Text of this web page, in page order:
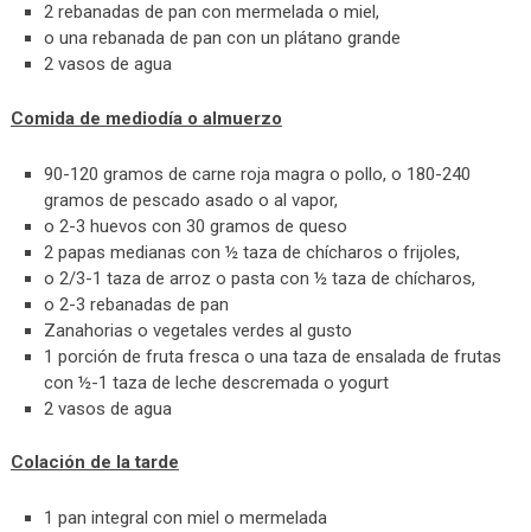
2 rebanadas de pan con mermelada o miel,
o una rebanada de pan con un plátano grande
2 vasos de agua
Comida de mediodía o almuerzo
90-120 gramos de carne roja magra o pollo, o 180-240
gramos de pescado asado o al vapor,
o 2-3 huevos con 30 gramos de queso
2 papas medianas con ½ taza de chícharos o frijoles,
o 2/3-1 taza de arroz o pasta con ½ taza de chícharos,
o 2-3 rebanadas de pan
Zanahorias o vegetales verdes al gusto
1 porción de fruta fresca o una taza de ensalada de frutas
con ½-1 taza de leche descremada o yogurt
2 vasos de agua
Colación de la tarde
1 pan integral con miel o mermelada